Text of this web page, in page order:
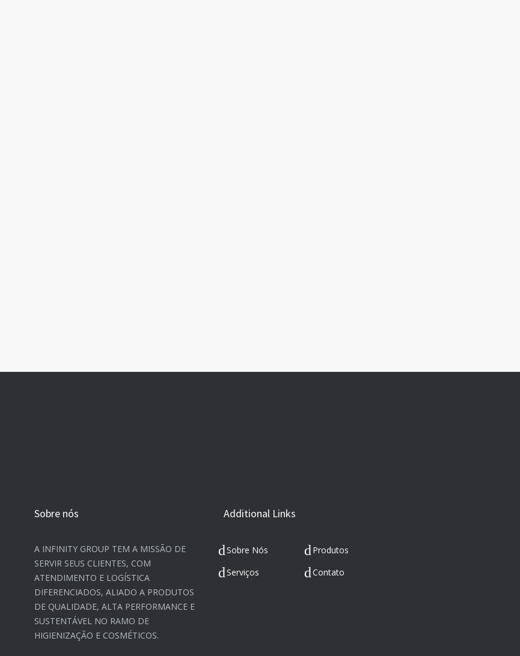
Sobre nós
A INFINITY GROUP TEM A MISSÃO DE
SERVIR SEUS CLIENTES, COM
ATENDIMENTO E LOGÍSTICA
DIFERENCIADOS, ALIADO A PRODUTOS
DE QUALIDADE, ALTA PERFORMANCE E
SUSTENTÁVEL NO RAMO DE
HIGIENIZAÇÃO E COSMÉTICOS.​
Additional Links
Sobre Nós
Produtos
Serviços
Contato